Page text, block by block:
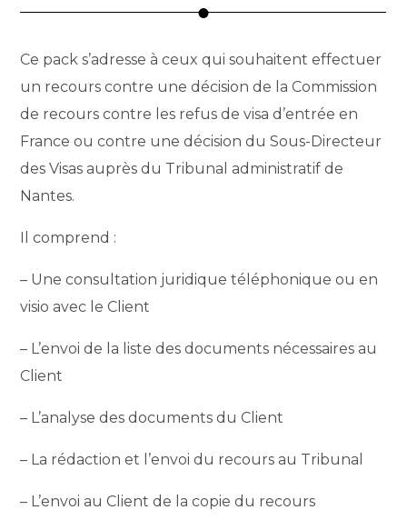
Ce pack s’adresse à ceux qui souhaitent effectuer
un recours contre une décision de la Commission
de recours contre les refus de visa d’entrée en
France ou contre une décision du Sous-Directeur
des Visas auprès du Tribunal administratif de
Nantes.
Il comprend :
– Une consultation juridique téléphonique ou en
visio avec le Client
– L’envoi de la liste des documents nécessaires au
Client
– L’analyse des documents du Client
– La rédaction et l’envoi du recours au Tribunal
– L’envoi au Client de la copie du recours